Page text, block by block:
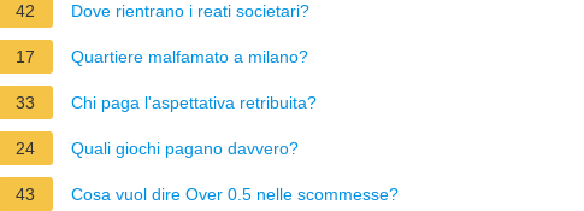
42 Dove rientrano i reati societari?
17 Quartiere malfamato a milano?
33 Chi paga l'aspettativa retribuita?
24 Quali giochi pagano davvero?
43 Cosa vuol dire Over 0.5 nelle scommesse?